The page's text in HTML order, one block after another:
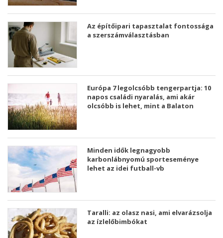
Az építőipari tapasztalat fontossága
a szerszámválasztásban
Európa 7 legolcsóbb tengerpartja: 10
napos családi nyaralás, ami akár
olcsóbb is lehet, mint a Balaton
Minden idők legnagyobb
karbonlábnyomú sporteseménye
lehet az idei futball-vb
Taralli: az olasz nasi, ami elvarázsolja
az ízlelőbimbókat